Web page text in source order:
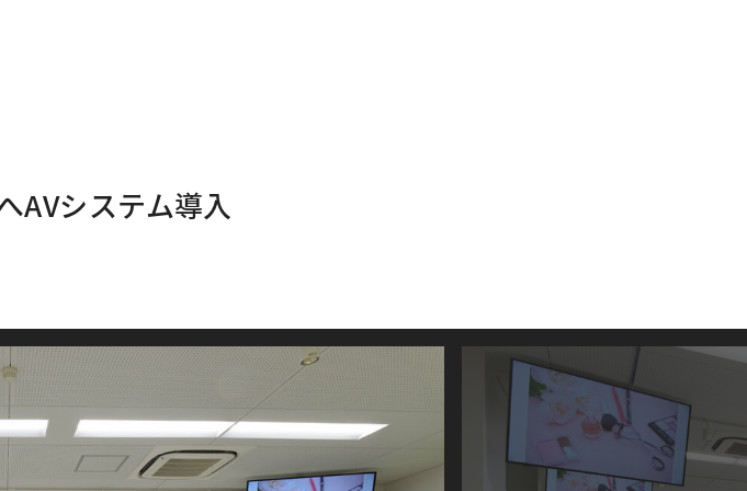
AVシステム導入